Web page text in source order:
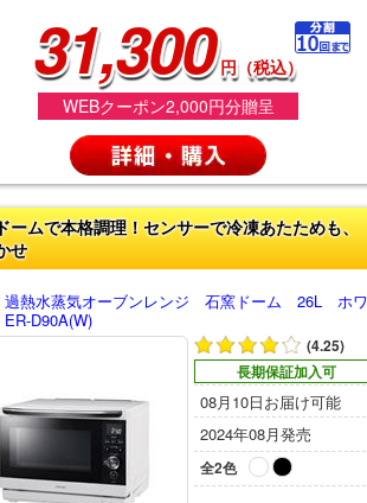
31,300 円（税込）
WEBクーポン2,000円分贈呈
ームで本格調理！センサーで冷凍あたためも、
せ
熱水蒸気オーブンレンジ 石窯ドーム 26L ホワ
D90A(W)
(4.25)
長期保証加入可
08月10日お届け可能
2024年08月発売
全2色